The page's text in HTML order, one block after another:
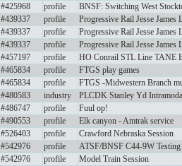
#425968 profile
BNSF: Switching West
#439337 profile
Progressive Rail Jesse James
#439337 profile
Progressive Rail Jesse James
#439337 profile
Progressive Rail Jesse James
#457197 profile
HO Conrail STL Line TANE
#465834 profile
FTGS play games
#465834 profile
FTGS -Midwestern Branch
#480583 industry
PLCDK Stanley Yd
#486747 profile
Fuul op!
#490553 profile
Elk canyon - Amtrak service
#526403 profile
Crawford Nebraska Session
#542976 profile
ATSF/BNSF C44-9W Testing
#542976 profile
Model Train Session